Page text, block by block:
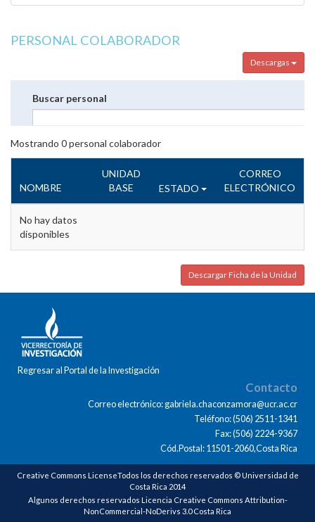
PERSONAL COLABORADOR
Descargas
Buscar personal
Mostrando 0personal colaborador
NOMBRE
UNIDAD
BASE
ESTADO
CORREO
ELECTRÓNICO
No hay datos
disponibles
Descargar Ficha de la Unidad
Regresar al Portal de la Investigación
Contacto
Correo electrónico: gabriela.chaconzamora@ucr.ac.cr
Teléfono: (506) 2511-1341
Fax: (506) 2224-9367
Cód.Postal: 11501-2060,Costa Rica
Creative Commons LicenseTodos los derechos reservados © Universidad de
Costa Rica 2014
Algunos derechos reservados Licencia Creative Commons Attribution-
NonCommercial-NoDerivs 3.0 Costa Rica